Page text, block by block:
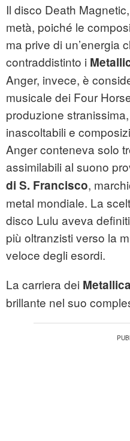
Il disco Death
metà, poiché le
ma prive di un’energia
contraddistinto i
Anger, invece, è
musicale dei Four
produzione
inascoltabili e
Anger conteneva solo
assimilabili al suono
di S. Francisco,
metal mondiale. La
disco Lulu aveva
più oltranzisti verso la
veloce degli esordi.
La carriera dei Metallica
brillante nel suo